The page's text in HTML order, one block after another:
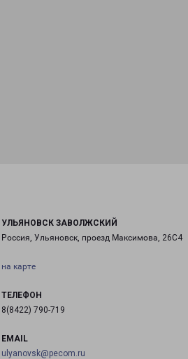
УЛЬЯНОВСК ЗАВОЛЖСКИЙ
Россия, Ульяновск, проезд Максимова, 26С4
на карте
ТЕЛЕФОН
8(8422) 790-719
EMAIL
ulyanovsk@pecom.ru